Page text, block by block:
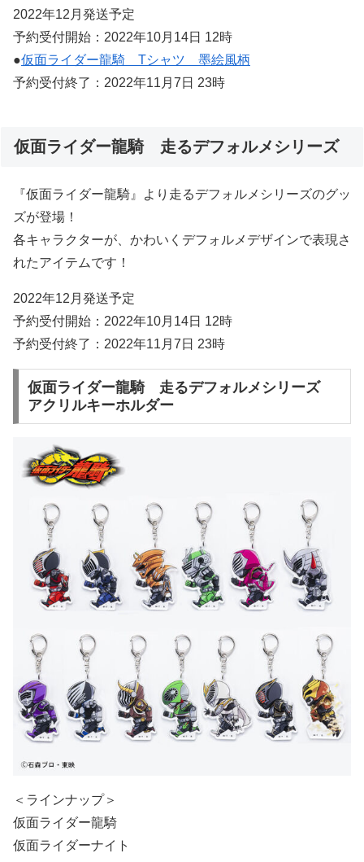
2022年12月発送予定
予約受付開始：2022年10月14日 12時
●仮面ライダー龍騎 Tシャツ 墨絵風柄
予約受付終了：2022年11月7日 23時
仮面ライダー龍騎 走るデフォルメシリーズ
『仮面ライダー龍騎』より走るデフォルメシリーズのグッ
ズが登場！
各キャラクターが、かわいくデフォルメデザインで表現さ
れたアイテムです！
2022年12月発送予定
予約受付開始：2022年10月14日 12時
予約受付終了：2022年11月7日 23時
仮面ライダー龍騎 走るデフォルメシリーズ
アクリルキーホルダー
＜ラインナップ＞
仮面ライダー龍騎
仮面ライダーナイト